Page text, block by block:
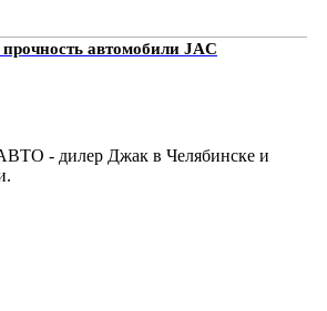
автомобили JAC
- дилер Джак в Челябинске и